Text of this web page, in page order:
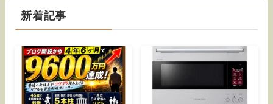
新着記事